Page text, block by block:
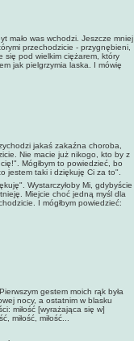
was wchodzi. Jeszcze mniej
przechodzicie - przygnębieni,
się pod wielkim ciężarem, który
jak pielgrzymia laska. I mówię
jakaś zakaźna choroba,
Nie macie już nikogo, kto by z
Mógłbym to powiedzieć, bo
jestem taki i dziękuję Ci za to".
Wystarczyłoby Mi, gdybyście
Miejcie choć jedną myśl dla
I mógłbym powiedzieć:
gestem moich rąk była
nocy, a ostatnim w blasku
miłość [wyrażająca się w]
miłość, miłość...